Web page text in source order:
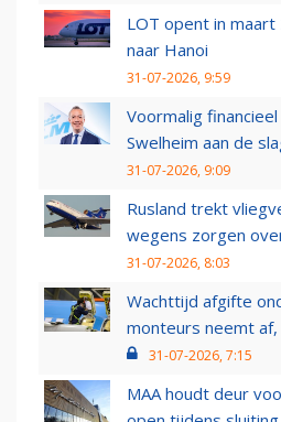
LOT opent in
naar Hanoi
31-07-2026, 9:59
Voormalig
Swelheim aan de
31-07-2026, 9:09
Rusland trekt
wegens zorgen
31-07-2026, 8:03
Wachttijd afgifte
monteurs neemt
31-07-2026, 7:15
MAA houdt deur